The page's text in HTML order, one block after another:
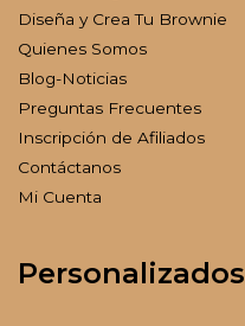
Diseña y Crea Tu Brownie
Quienes Somos
Blog-Noticias
Preguntas Frecuentes
Inscripción de Afiliados
Contáctanos
Mi Cuenta
Personalizados